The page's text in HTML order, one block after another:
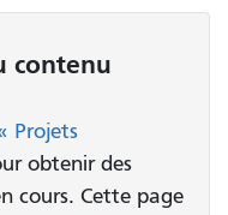
contenu
Projets
obtenir des
cours. Cette page